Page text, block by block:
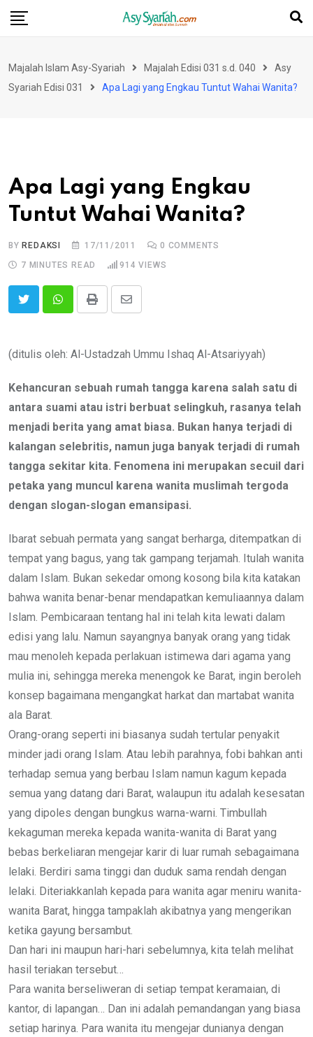
Skip
Majalah Islam Asy-Syariah Majalah Edisi 031 s.d. 040
Asy
Syariah Edisi 031
Apa Lagi yang Engkau Tuntut Wahai Wanita?
Apa Lagi yang Engkau
Tuntut Wahai Wanita?
BYREDAKSI 17/11/2011 0 COMMENTS
7 MINUTES READ
914 VIEWS
Print
Share
Email
(ditulis oleh: Al-Ustadzah Ummu Ishaq Al-Atsariyyah)
Kehancuran sebuah rumah tangga karena salah satu di
antara suami atau istri berbuat selingkuh, rasanya telah
menjadi berita yang amat biasa. Bukan hanya terjadi di
kalangan selebritis, namun juga banyak terjadi di rumah
tangga sekitar kita. Fenomena ini merupakan secuil dari
petaka yang muncul karena wanita muslimah tergoda
dengan slogan-slogan emansipasi.
Ibarat sebuah permata yang sangat berharga, ditempatkan di
tempat yang bagus, yang tak gampang terjamah. Itulah wanita
dalam Islam. Bukan sekedar omong kosong bila kita katakan
bahwa wanita benar-benar mendapatkan kemuliaannya dalam
Islam. Pembicaraan tentang hal ini telah kita lewati dalam
edisi yang lalu. Namun sayangnya banyak orang yang tidak
mau menoleh kepada perlakuan istimewa dari agama yang
mulia ini, sehingga mereka menengok ke Barat, ingin beroleh
konsep bagaimana mengangkat harkat dan martabat wanita
ala Barat.
Orang-orang seperti ini biasanya sudah tertular penyakit
minder jadi orang Islam. Atau lebih parahnya, fobi bahkan anti
terhadap semua yang berbau Islam namun kagum kepada
semua yang datang dari Barat, walaupun itu adalah kesesatan
yang dipoles dengan bungkus warna-warni. Timbullah
kekaguman mereka kepada wanita-wanita di Barat yang
bebas berkeliaran mengejar karir di luar rumah sebagaimana
lelaki. Berdiri sama tinggi dan duduk sama rendah dengan
lelaki. Diteriakkanlah kepada para wanita agar meniru wanita-
wanita Barat, hingga tampaklah akibatnya yang mengerikan
ketika gayung bersambut.
Dan hari ini maupun hari-hari sebelumnya, kita telah melihat
hasil teriakan tersebut…
Para wanita berseliweran di setiap tempat keramaian, di
kantor, di lapangan… Dan ini adalah pemandangan yang biasa
setiap harinya. Para wanita itu mengejar dunianya dengan